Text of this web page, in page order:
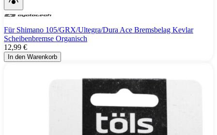
Für Shimano 105/GRX/Ultegra/Dura Ace Bremsbelag Kevlar
Scheibenbremse Organisch
12,99 €
In den Warenkorb